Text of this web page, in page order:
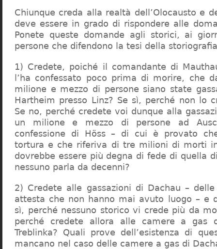
Chiunque creda alla realtà dell’Olocausto e
deve essere in grado di rispondere alle
Ponete queste domande agli storici, ai
persone che difendono la tesi della
1) Credete, poiché il comandante di
l’ha confessato poco prima di morire, che
milione e mezzo di persone siano state
Hartheim presso Linz? Se sì, perché non lo
Se no, perché credete voi dunque alla
un milione e mezzo di persone ad
confessione di Höss – di cui è provato
tortura e che riferiva di tre milioni di morti
dovrebbe essere più degna di fede di quella
nessuno parla da decenni?
2) Credete alle gassazioni di Dachau –
attesta che non hanno mai avuto luogo – e
sì, perché nessuno storico vi crede più da
perché credete allora alle camere a gas
Treblinka? Quali prove dell’esistenza di
mancano nel caso delle camere a gas di